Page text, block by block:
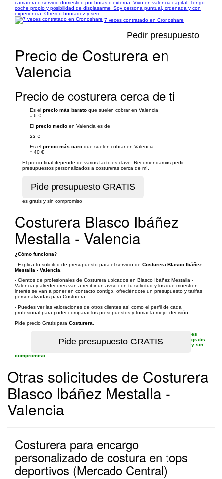
camarera o servicio domestico por horas o externa. Vivo en valencia capital. Tengo
coche propio y posibilidad de displasarme. Soy persona puntual, ordenada y con
experiencia. Ofrezco honradez y seri...
7 veces contratado en Cronoshare
Pedir presupuesto
Precio de Costurera en
Valencia
Precio de costurera cerca de ti
Es el precio más barato que suelen cobrar en Valencia
↓ 6 €
El precio medio en Valencia es de
23 €
Es el precio más caro que suelen cobrar en Valencia
↑ 40 €
El precio final depende de varios factores clave. Recomendamos pedir
presupuestos personalizados a costureras cerca de mí.
es gratis y sin compromiso
Costurera Blasco Ibáñez
Mestalla - Valencia
¿Cómo funciona?
- Explica tu solicitud de presupuesto para el servicio de Costurera Blasco Ibáñez
Mestalla - Valencia
- Cientos de profesionales de Costurera ubicados en Blasco Ibáñez Mestalla -
Valencia y alrededores van a recibir un aviso con tu solicitud y los que muestren
interés se van a poner en contacto contigo, ofreciéndote un presupuesto y tarifas
personalizadas para Costurera.
- Puedes ver las valoraciones de otros clientes así como el perfil de cada
profesional para poder comparar los presupuestos y tomar la mejor decisión.
Pide precio Gratis para Costurera
es
gratis
y sin
compromiso
Otras solicitudes de Costurera
Blasco Ibáñez Mestalla -
Valencia
Costurera para encargo
personalizado de costura en tops
deportivos (Mercado Central)